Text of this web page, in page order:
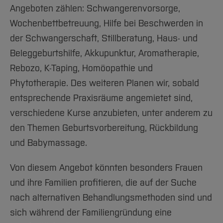
Arbeiten im FB G
Forschung und Projekte
International
Team
Service
Studiengänge
Studieninteressierte
Aktuelles
Studium
Fachgruppen
Forschung und Entwicklung
International
Team
Service
Amtliche Bekanntmachungen
Notfall-Infos
BO Shop
Familiengerechte Hochschule
Gleichstellung
Diskriminierungsfreie Hochschule
Vertretungen
Wahlen
Hochschulbibliothek
Hochschulkommunikation
International Office
Medienzentrum
qed-Stiftung
Zentrale Studienberatung
Katharina Losekamm
Helene Abdinghoff
Laura Öner
Anita Wallow
Ann-Katrin Flüss
Vanessa Flieger, László & Dominik Lempner
Marleen Weichler
Angeboten zählen: Schwangerenvorsorge,
Wochenbettbetreuung, Hilfe bei Beschwerden in
der Schwangerschaft, Stillberatung, Haus- und
Beleggeburtshilfe, Akkupunktur, Aromatherapie,
Rebozo, K-Taping, Homöopathie und
Phytotherapie. Des weiteren Planen wir, sobald
entsprechende Praxisräume angemietet sind,
verschiedene Kurse anzubieten, unter anderem zu
den Themen Geburtsvorbereitung, Rückbildung
und Babymassage.
Von diesem Angebot könnten besonders Frauen
und ihre Familien profitieren, die auf der Suche
nach alternativen Behandlungsmethoden sind und
sich während der Familiengründung eine